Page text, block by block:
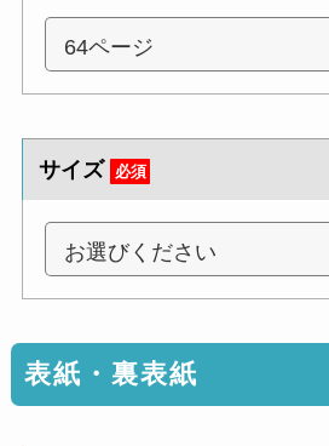
サイズ 必須
表紙・裏表紙